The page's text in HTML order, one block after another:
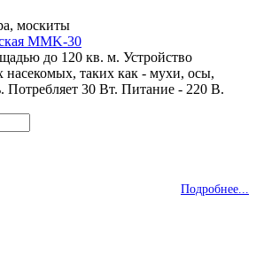
москиты
MMK-30
до 120 кв. м. Устройство
таких как - мухи, осы,
Потребляет 30 Вт. Питание - 220 В.
Подробнее...